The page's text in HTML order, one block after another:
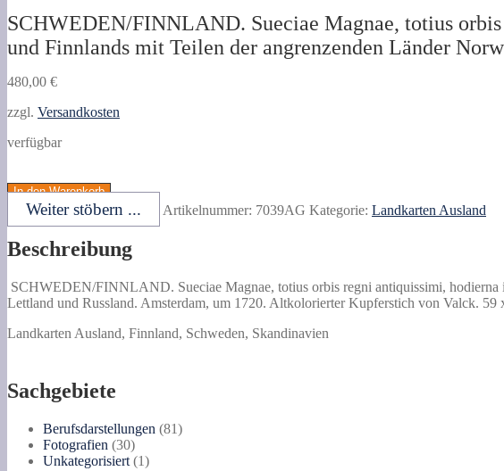
SCHWEDEN/FINNLAND. Sueciae Magnae, totius
und Finnlands mit Teilen der angrenzenden Länder
480,00 €
zzgl. Versandkosten
verfügbar
Sueciae
Magnae,
totius
regni
hodierna
in
principlaes
Karte
Schwedens
Finnlands
Teilen
In den Warenkorb
Weiter stöbern ... Artikelnummer: 7039AG Kategorie: Landkarten Ausland
Beschreibung
SCHWEDEN/FINNLAND. Sueciae Magnae, totius orbis regni antiquissimi, hodierna
Lettland und Russland. Amsterdam, um 1720. Altkolorierter Kupferstich von Valck. 59
Landkarten Ausland, Finnland, Schweden, Skandinavien
Sachgebiete
Berufsdarstellungen 8181
Fotografien 3030
Produkte
Unkategorisiert 11